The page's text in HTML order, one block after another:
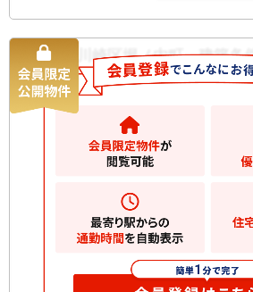
土地 川崎区堀ノ内町 建築条
お気に入